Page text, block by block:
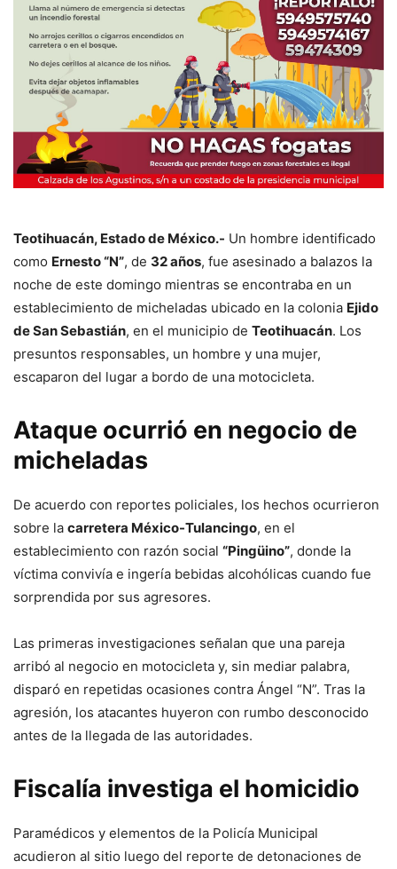
Teotihuacán, Estado de México.- Un hombre identificado
como Ernesto “N”, de 32 años, fue asesinado a balazos la
noche de este domingo mientras se encontraba en un
establecimiento de micheladas ubicado en la colonia Ejido
de San Sebastián, en el municipio de Teotihuacán. Los
presuntos responsables, un hombre y una mujer,
escaparon del lugar a bordo de una motocicleta.
Ataque ocurrió en negocio de
micheladas
De acuerdo con reportes policiales, los hechos ocurrieron
sobre la carretera México-Tulancingo, en el
establecimiento con razón social “Pingüino”, donde la
víctima convivía e ingería bebidas alcohólicas cuando fue
sorprendida por sus agresores.
Las primeras investigaciones señalan que una pareja
arribó al negocio en motocicleta y, sin mediar palabra,
disparó en repetidas ocasiones contra Ángel “N”. Tras la
agresión, los atacantes huyeron con rumbo desconocido
antes de la llegada de las autoridades.
Fiscalía investiga el homicidio
Paramédicos y elementos de la Policía Municipal
acudieron al sitio luego del reporte de detonaciones de